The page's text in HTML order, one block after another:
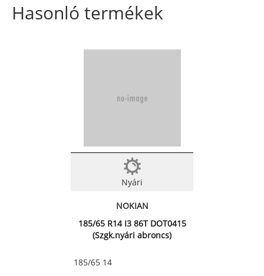
Hasonló termékek
Nyári
NOKIAN
185/65 R14 I3 86T DOT0415
(Szgk.nyári abroncs)
185/65 14